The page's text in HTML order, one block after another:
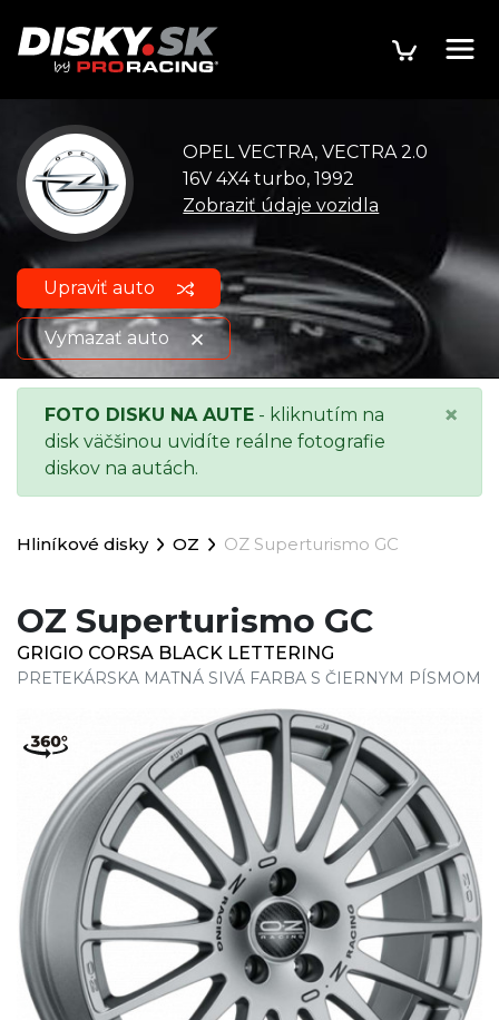
OPEL VECTRA, VECTRA 2.0
16V 4X4 turbo, 1992
Zobraziť údaje vozidla
Upraviť auto
Vymazať auto
OPEL VECTRA, VECTRA 2.0
16V 4X4 turbo, 1992
o vozidle
FOTO DISKU NA AUTE - kliknutím na
disk väčšinou uvidíte reálne fotografie
diskov na autách.
×
Hliníkové disky OZ OZ Superturismo GC
OZ Superturismo GC
GRIGIO CORSA BLACK LETTERING
PRETEKÁRSKA MATNÁ SIVÁ FARBA S ČIERNYM PÍSMOM